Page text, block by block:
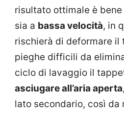
risultato ottimale è
sia a bassa velocità, in
rischierà di deformare il
pieghe difficili da
ciclo di lavaggio il
asciugare all’aria aperta
lato secondario, così da